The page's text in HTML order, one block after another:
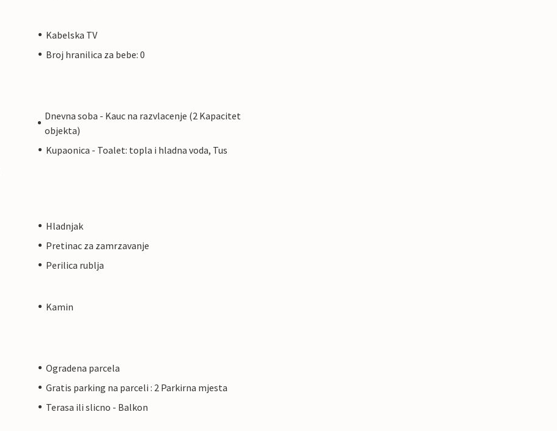
Kabelska TV
Broj hranilica za bebe: 0
Dnevna soba - Kauc na razvlacenje (2 Kapacitet
objekta)
Kupaonica - Toalet: topla i hladna voda, Tus
Hladnjak
Pretinac za zamrzavanje
Perilica rublja
Kamin
Ogradena parcela
Gratis parking na parceli : 2 Parkirna mjesta
Terasa ili slicno - Balkon